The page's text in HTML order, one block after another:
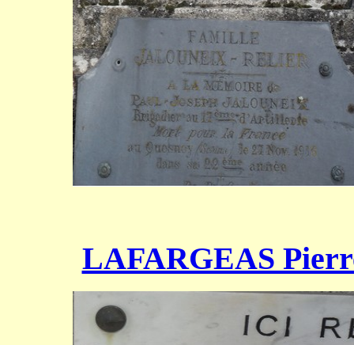
LAFARGEAS